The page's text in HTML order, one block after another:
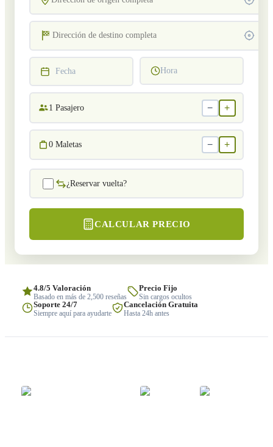
Fecha Hora
1 Pasajero − +
0 Maletas − +
¿Reservar vuelta?
CALCULAR PRECIO
4.8/5 Valoración
Basado en más de 2,500 reseñas
Precio Fijo
Sin cargos ocultos
Soporte 24/7
Siempre aquí para ayudarte
Cancelación Gratuita
Hasta 24h antes